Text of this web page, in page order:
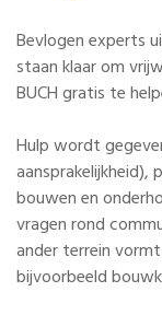
Bevlogen experts
staan klaar om
BUCH gratis te
Hulp wordt
bouwen en
vragen rond
ander terrein
bijvoorbeeld